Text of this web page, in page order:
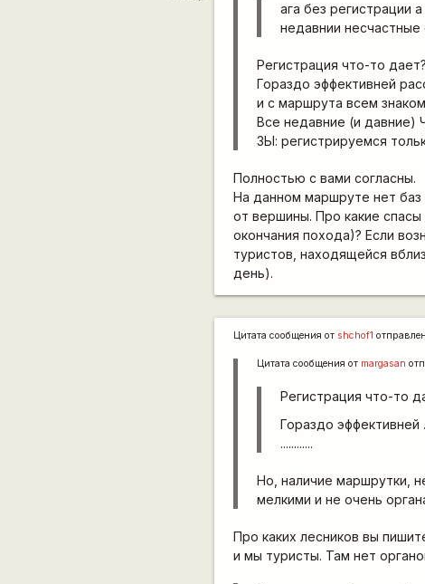
ага без регистрации
недавнии несчастные
Регистрация что-то дает?
Гораздо эффективней
и с маршрута всем
Все недавние (и давние)
ЗЫ: регистрируемся
Полностью с вами согласны.
На данном маршруте нет баз
от вершины. Про какие
окончания похода)? Если
туристов, находящейся
день).
Цитата сообщения от shchof1
Цитата сообщения от margasan
Регистрация что-то
Гораздо эффективней
............
Но, наличие маршрутки,
мелкими и не очень
Про каких лесников вы
и мы туристы. Там нет